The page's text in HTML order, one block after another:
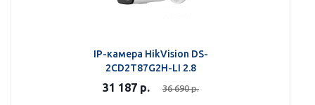
IP-камера HikVision DS-
2CD2T87G2H-LI 2.8
31 187 р. 36 690р.